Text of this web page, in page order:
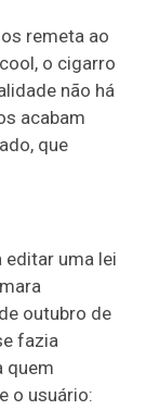
remeta ao
o cigarro
não há
acabam
que
editar uma lei
outubro de
fazia
quem
o usuário: